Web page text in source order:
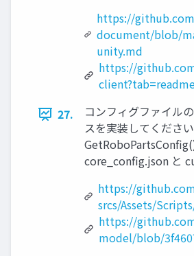
https://
document/blob/
unity.md
https://
27.
コンフィグファイル
スを実装してくださ
core_config.json と
https://
srcs/Assets/
https://
model/blob/